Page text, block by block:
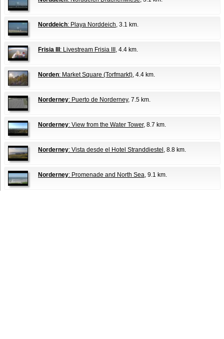
Norddeich: Playa Norddeich, 3.1 km.
Frisia III : Livestream Frisia III , 4.4 km.
Norden: Market Square (Torfmarkt), 4.4 km.
Norderney: Puerto de Norderney, 7.5 km.
Norderney: View from the Water Tower, 8.7 km.
Norderney: Vista desde el Hotel Stranddiestel , 8.8 km.
Norderney: Promenade and North Sea, 9.1 km.